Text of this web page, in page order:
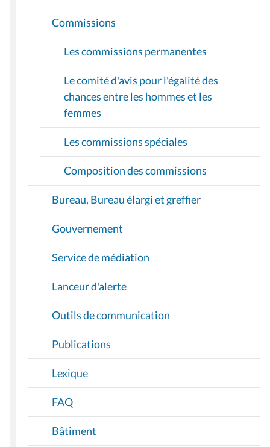
Commissions
Les commissions permanentes
Le comité d'avis pour l'égalité des
chances entre les hommes et les
femmes
Les commissions spéciales
Composition des commissions
Bureau, Bureau élargi et greffier
Gouvernement
Service de médiation
Lanceur d'alerte
Outils de communication
Publications
Lexique
FAQ
Bâtiment